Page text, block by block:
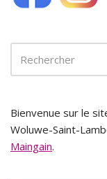
Bienvenue sur le
Woluwe-Saint-
Maingain.